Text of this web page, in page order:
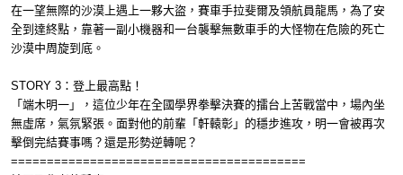
在一望無際的沙漠上遇上一夥大盜，賽車手拉斐爾及領航員龍馬，為了安
全到達終點，靠著一副小機器和一台襲擊無數車手的大怪物在危險的死亡
沙漠中周旋到底。
STORY 3：登上最高點！
「端木明一」，這位少年在全國學界拳擊決賽的擂台上苦戰當中，場內坐
無虛席，氣氛緊張。面對他的前輩「軒轅彰」的穩步進攻，明一會被再次
擊倒完結賽事嗎？還是形勢逆轉呢？
=========================================